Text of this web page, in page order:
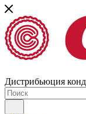
Дистрибьюция